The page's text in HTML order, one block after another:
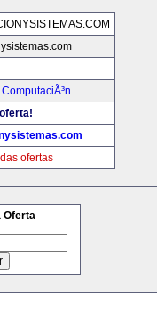
ComputaciÃ³n
ofertas
Oferta